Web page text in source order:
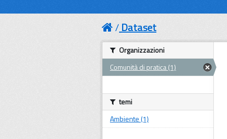
Dataset
Organizzazioni
Comunità di pratica (1)
temi
Ambiente (1)